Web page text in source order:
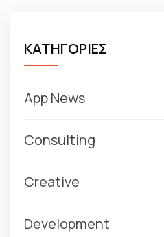
ΚΑΤΗΓΟΡΙΕΣ
App News
Consulting
Creative
Development